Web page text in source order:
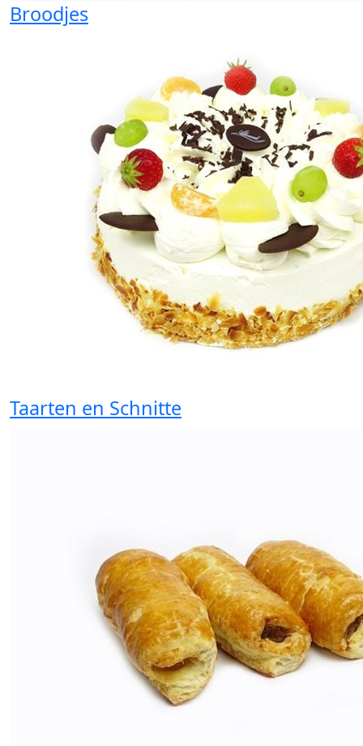
Broodjes
Taarten en Schnitte